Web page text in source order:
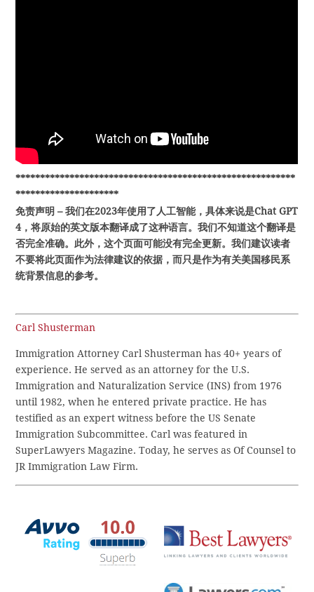
*********************************************************
*********************
免责声明 – 我们在2023年使用了人工智能，具体来说是Chat GPT
4，将原始的英文版本翻译成了这种语言。我们不知道这个翻译是
否完全准确。此外，这个页面可能没有完全更新。我们建议读者
不要将此页面作为法律建议的依据，而只是作为有关美国移民系
统背景信息的参考。
Carl Shusterman
Immigration Attorney Carl Shusterman has 40+ years of
experience. He served as an attorney for the U.S.
Immigration and Naturalization Service (INS) from 1976
until 1982, when he entered private practice. He has
testified as an expert witness before the US Senate
Immigration Subcommittee. Carl was featured in
SuperLawyers Magazine. Today, he serves as Of Counsel to
JR Immigration Law Firm.